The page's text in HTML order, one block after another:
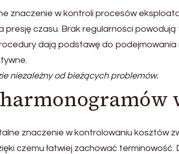
znaczenie w kontroli procesów
czasu. Brak regularności
dają podstawę do podejmowania
niezależny od bieżących problemów.
znaczenie w kontrolowaniu kosztów
czemu łatwiej zachować